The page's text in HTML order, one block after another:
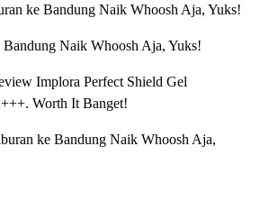
ke Bandung Naik Whoosh Aja, Yuks!
Naik Whoosh Aja, Yuks!
Implora Perfect Shield Gel
Worth It Banget!
ke Bandung Naik Whoosh Aja,